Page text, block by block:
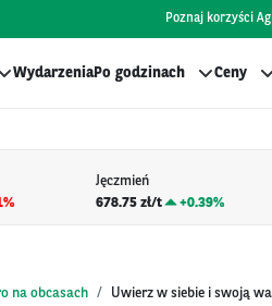
Poznaj korzyści
WydarzeniaPo godzinach Ceny
Jęczmień
678.75 zł/t
+0.39%
na obcasach Uwierz w siebie i swoją